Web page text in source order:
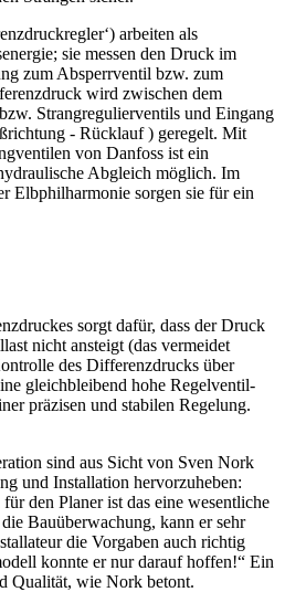
arbeiten als
sie messen den Druck im
zum Absperrventil bzw. zum
wird zwischen dem
Strangregulierventils und Eingang
- Rücklauf ) geregelt. Mit
von Danfoss ist ein
Abgleich möglich. Im
Elbphilharmonie sorgen sie für ein
sorgt dafür, dass der Druck
nicht ansteigt (das vermeidet
des Differenzdrucks über
gleichbleibend hohe Regelventil-
präzisen und stabilen Regelung.
sind aus Sicht von Sven Nork
und Installation hervorzuheben:
den Planer ist das eine wesentliche
Bauüberwachung, kann er sehr
die Vorgaben auch richtig
konnte er nur darauf hoffen!“ Ein
Qualität, wie Nork betont.